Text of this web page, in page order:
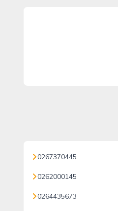
0267370445
0262000145
0264435673